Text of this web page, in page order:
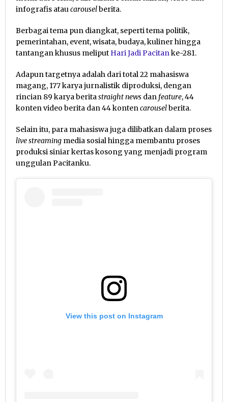
infografis ataucarouselberita.
Berbagai tema pun diangkat, seperti tema politik,
pemerintahan, event, wisata, budaya, kuliner hingga
tantangan khusus meliput Hari Jadi Pacitanke-281.
Adapun targetnya adalah dari total 22 mahasiswa
magang, 177 karya jurnalistik diproduksi, dengan
rincian 89 karya beritastraight news dan feature, 44
konten video berita dan 44 kontencarouselberita.
Selain itu, para mahasiswa juga dilibatkan dalam proses
live streaming media sosial hingga membantu proses
produksi siniar kertas kosong yang menjadi program
unggulan Pacitanku.
View this post on Instagram